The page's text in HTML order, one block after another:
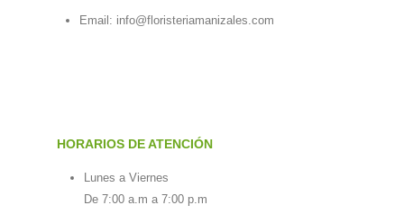
Email: info@floristeriamanizales.com
HORARIOS DE ATENCIÓN
Lunes a Viernes
De 7:00 a.m a 7:00 p.m